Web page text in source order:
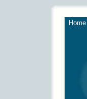
Home